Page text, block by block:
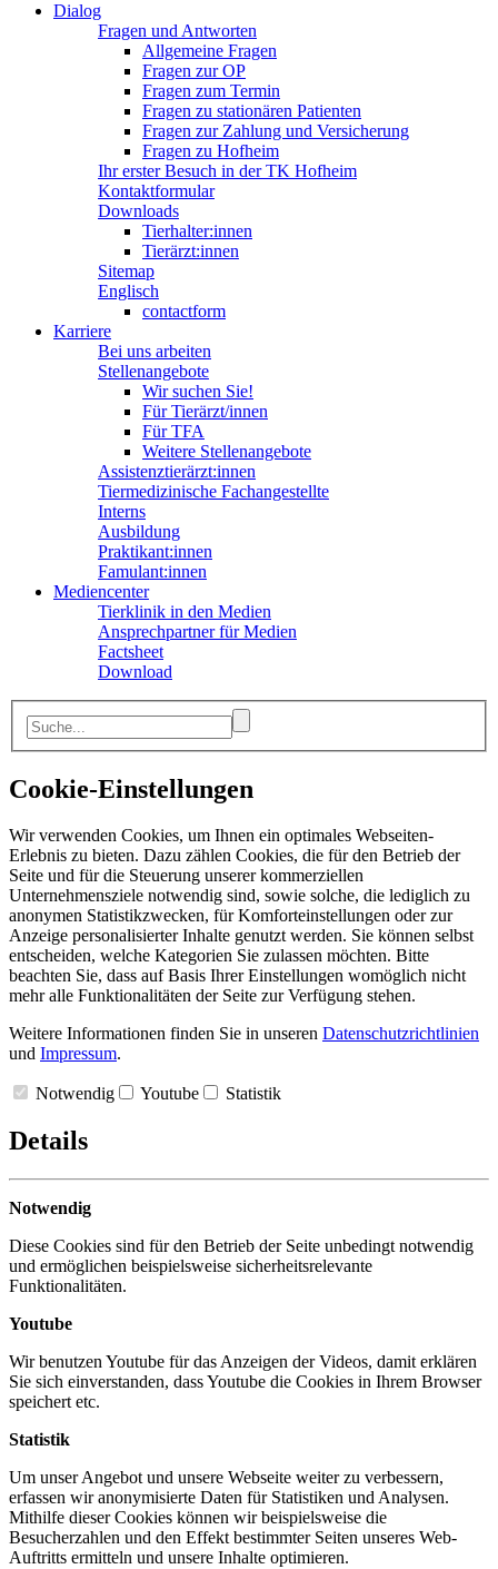
Dialog
Fragen und Antworten
Allgemeine Fragen
Fragen zur OP
Fragen zum Termin
Fragen zu stationären Patienten
Fragen zur Zahlung und Versicherung
Fragen zu Hofheim
Ihr erster Besuch in der TK Hofheim
Kontaktformular
Downloads
Tierhalter:innen
Tierärzt:innen
Sitemap
Englisch
contactform
Karriere
Bei uns arbeiten
Stellenangebote
Wir suchen Sie!
Für Tierärzt/innen
Für TFA
Weitere Stellenangebote
Assistenztierärzt:innen
Tiermedizinische Fachangestellte
Interns
Ausbildung
Praktikant:innen
Famulant:innen
Mediencenter
Tierklinik in den Medien
Ansprechpartner für Medien
Factsheet
Download
Cookie-Einstellungen
Wir verwenden Cookies, um Ihnen ein optimales Webseiten-
Erlebnis zu bieten. Dazu zählen Cookies, die für den Betrieb der
Seite und für die Steuerung unserer kommerziellen
Unternehmensziele notwendig sind, sowie solche, die lediglich zu
anonymen Statistikzwecken, für Komforteinstellungen oder zur
Anzeige personalisierter Inhalte genutzt werden. Sie können selbst
entscheiden, welche Kategorien Sie zulassen möchten. Bitte
beachten Sie, dass auf Basis Ihrer Einstellungen womöglich nicht
mehr alle Funktionalitäten der Seite zur Verfügung stehen.
Weitere Informationen finden Sie in unseren Datenschutzrichtlinien
und Impressum.
Notwendig Youtube Statistik
Details
Notwendig
Diese Cookies sind für den Betrieb der Seite unbedingt notwendig
und ermöglichen beispielsweise sicherheitsrelevante
Funktionalitäten.
Youtube
Wir benutzen Youtube für das Anzeigen der Videos, damit erklären
Sie sich einverstanden, dass Youtube die Cookies in Ihrem Browser
speichert etc.
Statistik
Um unser Angebot und unsere Webseite weiter zu verbessern,
erfassen wir anonymisierte Daten für Statistiken und Analysen.
Mithilfe dieser Cookies können wir beispielsweise die
Besucherzahlen und den Effekt bestimmter Seiten unseres Web-
Auftritts ermitteln und unsere Inhalte optimieren.